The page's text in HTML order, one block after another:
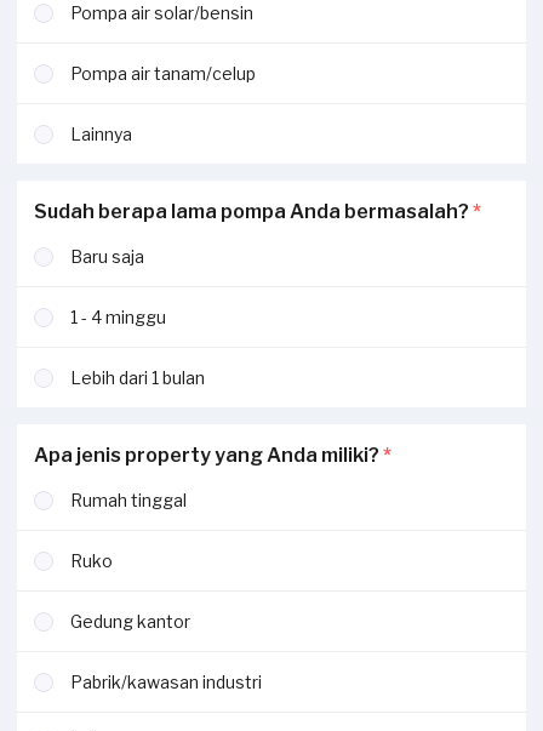
Pompa air solar/bensin
Pompa air tanam/celup
Lainnya
Sudah berapa lama pompa Anda bermasalah? *
Baru saja
1 - 4 minggu
Lebih dari 1 bulan
Apa jenis property yang Anda miliki? *
Rumah tinggal
Ruko
Gedung kantor
Pabrik/kawasan industri